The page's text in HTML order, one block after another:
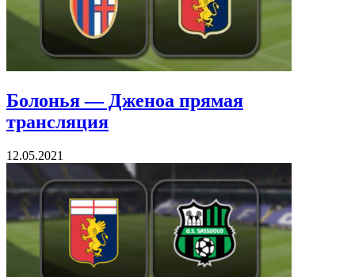
Болонья — Дженоа прямая
трансляция
12.05.2021